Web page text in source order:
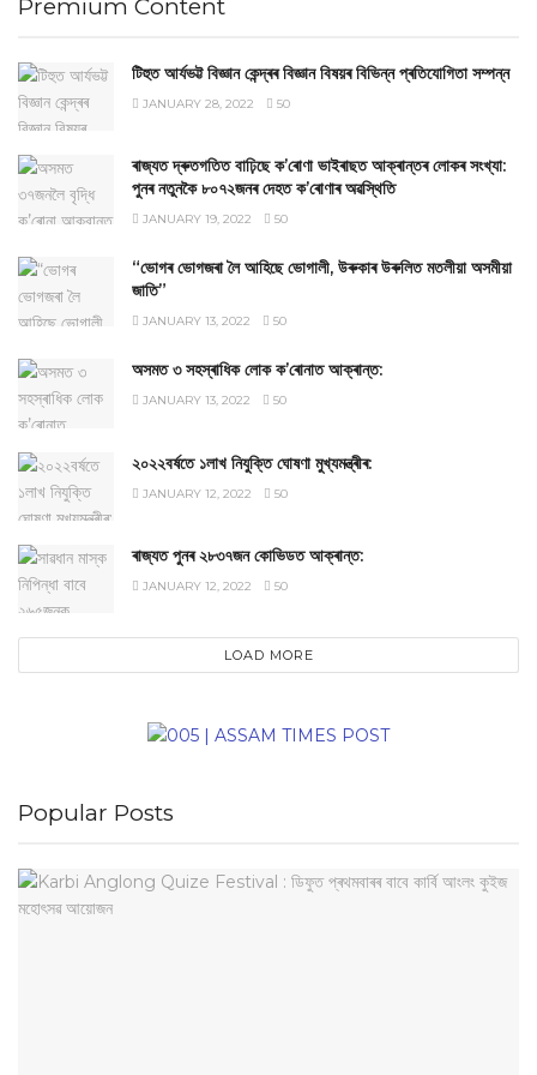
August 14
Friday
Premium Content
টিহুত আৰ্যভট্ট বিজ্ঞান কেন্দ্ৰৰ বিজ্ঞান বিষয়ৰ বিভিন্ন প্ৰতিযোগিতা সম্পন্ন
JANUARY 28, 2022 50
ৰাজ্যত দ্ৰুতগতিত বাঢ়িছে ক’ৰোণা ভাইৰাছত আক্ৰান্তৰ লোকৰ সংখ্যা:
পুনৰ নতুনকৈ ৮০৭২জনৰ দেহত ক’ৰোণাৰ অৱস্থিতি
JANUARY 19, 2022 50
“ভোগৰ ভোগজৰা লৈ আহিছে ভোগালী, উৰুকাৰ উৰুলিত মতলীয়া অসমীয়া
জাতি”
JANUARY 13, 2022 50
অসমত ৩ সহস্ৰাধিক লোক ক’ৰোনাত আক্ৰান্ত:
JANUARY 13, 2022 50
২০২২বর্ষতে ১লাখ নিযুক্তি ঘোষণা মুখ্যমন্ত্ৰীৰ:
JANUARY 12, 2022 50
ৰাজ্যত পুনৰ ২৮৩৭জন কোভিডত আক্ৰান্ত:
JANUARY 12, 2022 50
LOAD MORE
Popular Posts